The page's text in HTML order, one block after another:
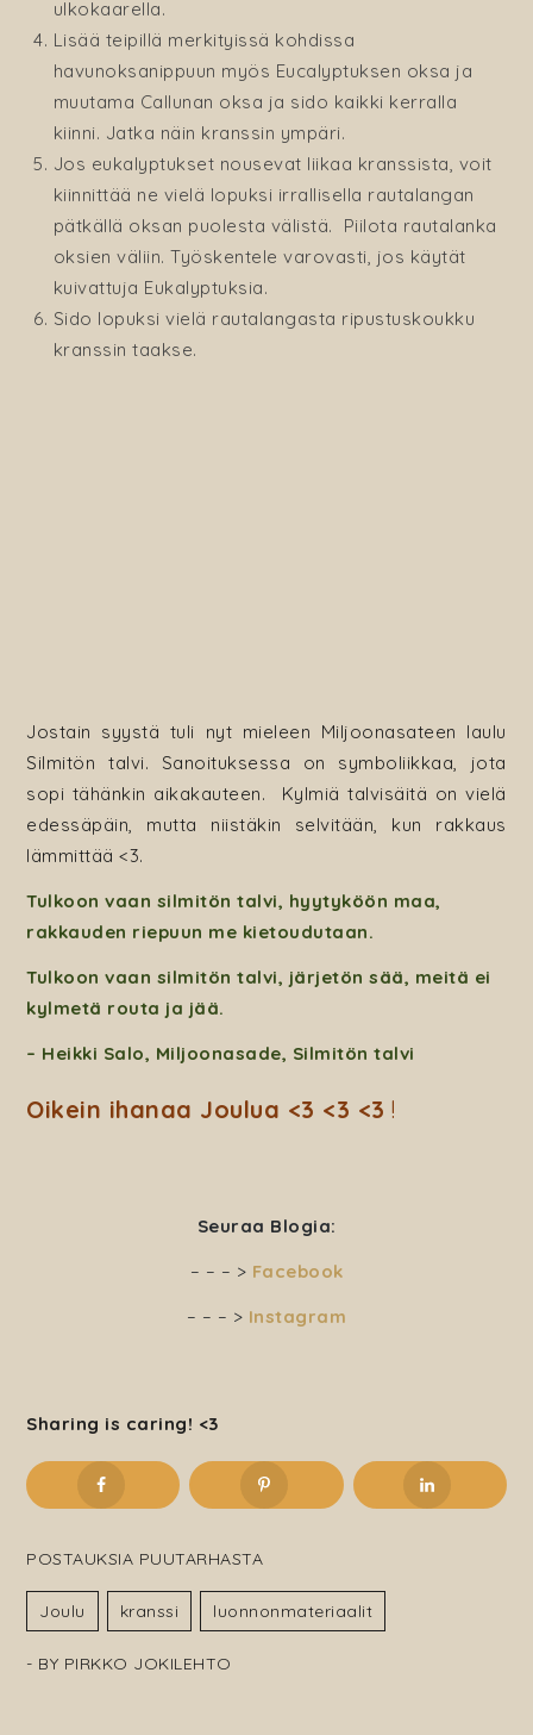
ulkokaarella.
Lisää teipillä merkityissä kohdissa
havunoksanippuun myös Eucalyptuksen oksa ja
muutama Callunan oksa ja sido kaikki kerralla
kiinni. Jatka näin kranssin ympäri.
Jos eukalyptukset nousevat liikaa kranssista, voit
kiinnittää ne vielä lopuksi irrallisella rautalangan
pätkällä oksan puolesta välistä. Piilota rautalanka
oksien väliin. Työskentele varovasti, jos käytät
kuivattuja Eukalyptuksia.
Sido lopuksi vielä rautalangasta ripustuskoukku
kranssin taakse.
Jostain syystä tuli nyt mieleen Miljoonasateen laulu
Silmitön talvi. Sanoituksessa on symboliikkaa, jota
sopi tähänkin aikakauteen. Kylmiä talvisäitä on vielä
edessäpäin, mutta niistäkin selvitään, kun rakkaus
lämmittää <3.
Tulkoon vaan silmitön talvi, hyytyköön maa,
rakkauden riepuun me kietoudutaan.
Tulkoon vaan silmitön talvi, järjetön sää, meitä ei
kylmetä routa ja jää.
– Heikki Salo, Miljoonasade, Silmitön talvi
Oikein ihanaa Joulua <3 <3 <3 !
Seuraa Blogia:
– – – > Facebook
– – – > Instagram
Sharing is caring! <3
POSTAUKSIA PUUTARHASTA
Joulu Kranssi Luonnonmateriaalit
- BY PIRKKO JOKILEHTO